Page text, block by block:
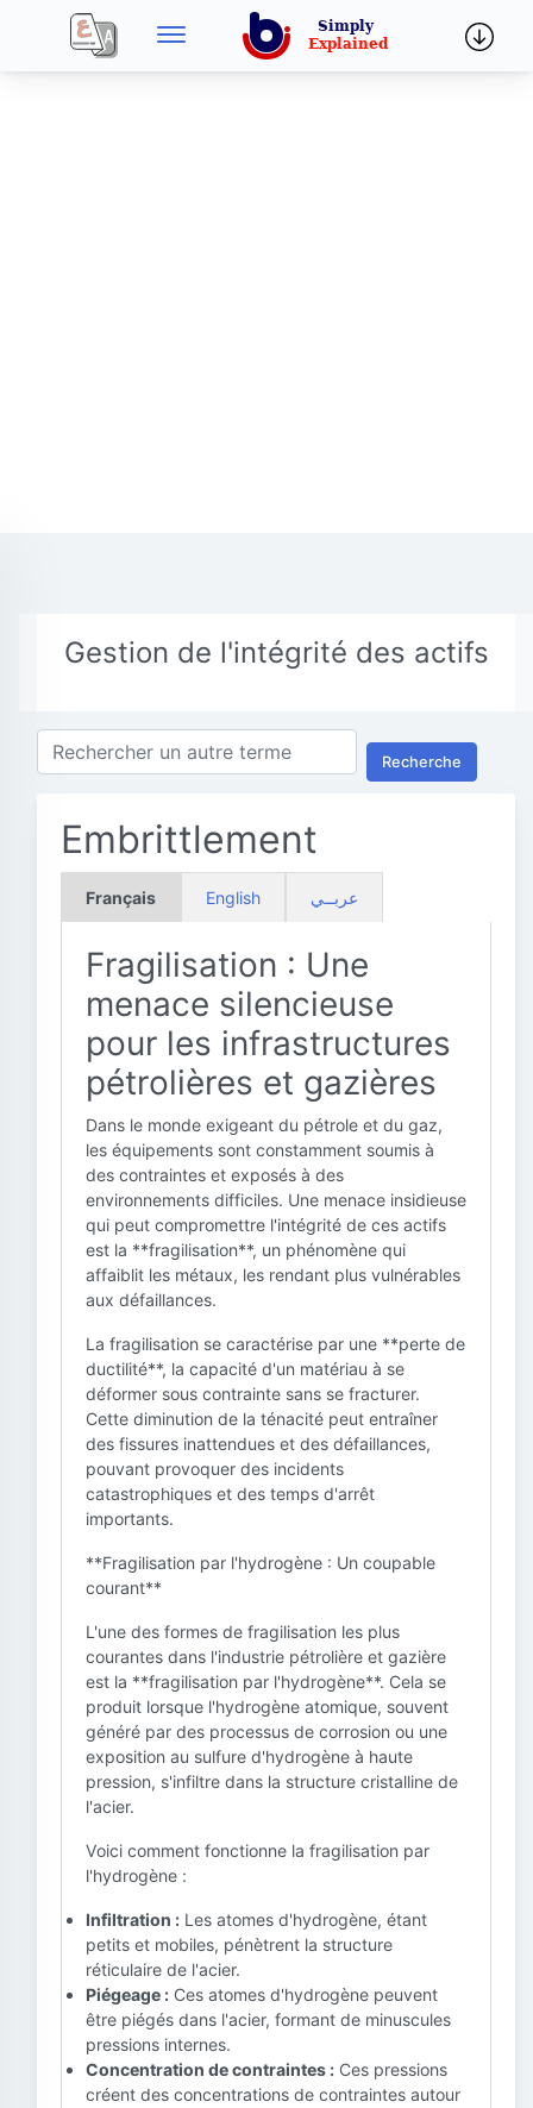
Gestion de l'intégrité des actifs
Recherche
Embrittlement
Français English عربــي
Fragilisation : Une
menace silencieuse
pour les infrastructures
pétrolières et gazières
Dans le monde exigeant du pétrole et du gaz,
les équipements sont constamment soumis à
des contraintes et exposés à des
environnements difficiles. Une menace insidieuse
qui peut compromettre l'intégrité de ces actifs
est la **fragilisation**, un phénomène qui
affaiblit les métaux, les rendant plus vulnérables
aux défaillances.
La fragilisation se caractérise par une **perte de
ductilité**, la capacité d'un matériau à se
déformer sous contrainte sans se fracturer.
Cette diminution de la ténacité peut entraîner
des fissures inattendues et des défaillances,
pouvant provoquer des incidents
catastrophiques et des temps d'arrêt
importants.
**Fragilisation par l'hydrogène : Un coupable
courant**
L'une des formes de fragilisation les plus
courantes dans l'industrie pétrolière et gazière
est la **fragilisation par l'hydrogène**. Cela se
produit lorsque l'hydrogène atomique, souvent
généré par des processus de corrosion ou une
exposition au sulfure d'hydrogène à haute
pression, s'infiltre dans la structure cristalline de
l'acier.
Voici comment fonctionne la fragilisation par
l'hydrogène :
Infiltration : Les atomes d'hydrogène, étant
petits et mobiles, pénètrent la structure
réticulaire de l'acier.
Piégeage : Ces atomes d'hydrogène peuvent
être piégés dans l'acier, formant de minuscules
pressions internes.
Concentration de contraintes : Ces pressions
créent des concentrations de contraintes autour